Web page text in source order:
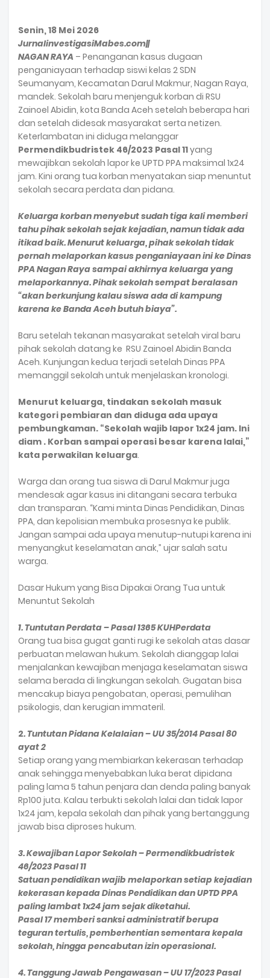
Senin, 18 Mei 2026
JurnalinvestigasiMabes.com||
NAGAN RAYA – Penanganan kasus dugaan
penganiayaan terhadap siswi kelas 2 SDN
Seumanyam, Kecamatan Darul Makmur, Nagan Raya,
mandek. Sekolah baru menjenguk korban di RSU
Zainoel Abidin, kota Banda Aceh setelah beberapa hari
dan setelah didesak masyarakat serta netizen.
Keterlambatan ini diduga melanggar
Permendikbudristek 46/2023 Pasal 11yang
mewajibkan sekolah lapor ke UPTD PPA maksimal 1x24
jam. Kini orang tua korban menyatakan siap menuntut
sekolah secara perdata dan pidana.
Keluarga korban menyebut sudah tiga kali memberi
tahu pihak sekolah sejak kejadian, namun tidak ada
itikad baik. Menurut keluarga, pihak sekolah tidak
pernah melaporkan kasus penganiayaan ini ke Dinas
PPA Nagan Raya sampai akhirnya keluarga yang
melaporkannya. Pihak sekolah sempat beralasan
“akan berkunjung kalau siswa ada di kampung
karena ke Banda Aceh butuh biaya”.
Baru setelah tekanan masyarakat setelah viral baru
pihak sekolah datang ke RSU Zainoel Abidin Banda
Aceh. Kunjungan kedua terjadi setelah Dinas PPA
memanggil sekolah untuk menjelaskan kronologi.
Menurut keluarga, tindakan sekolah masuk
kategori pembiaran dan diduga ada upaya
pembungkaman. “Sekolah wajib lapor 1x24 jam. Ini
diam . Korban sampai operasi besar karena lalai,”
kata perwakilan keluarga.
Warga dan orang tua siswa di Darul Makmur juga
mendesak agar kasus ini ditangani secara terbuka
dan transparan. “Kami minta Dinas Pendidikan, Dinas
PPA, dan kepolisian membuka prosesnya ke publik.
Jangan sampai ada upaya menutup-nutupi karena ini
menyangkut keselamatan anak,” ujar salah satu
warga.
Dasar Hukum yang Bisa Dipakai Orang Tua untuk
Menuntut Sekolah
1. Tuntutan Perdata – Pasal 1365 KUHPerdata
Orang tua bisa gugat ganti rugi ke sekolah atas dasar
perbuatan melawan hukum. Sekolah dianggap lalai
menjalankan kewajiban menjaga keselamatan siswa
selama berada di lingkungan sekolah. Gugatan bisa
mencakup biaya pengobatan, operasi, pemulihan
psikologis, dan kerugian immateril.
2. Tuntutan Pidana Kelalaian – UU 35/2014 Pasal 80
ayat 2
Setiap orang yang membiarkan kekerasan terhadap
anak sehingga menyebabkan luka berat dipidana
paling lama 5 tahun penjara dan denda paling banyak
Rp100 juta. Kalau terbukti sekolah lalai dan tidak lapor
1x24 jam, kepala sekolah dan pihak yang bertanggung
jawab bisa diproses hukum.
3. Kewajiban Lapor Sekolah – Permendikbudristek
46/2023 Pasal 11
Satuan pendidikan wajib melaporkan setiap kejadian
kekerasan kepada Dinas Pendidikan dan UPTD PPA
paling lambat 1x24 jam sejak diketahui.
Pasal 17 memberi sanksi administratif berupa
teguran tertulis, pemberhentian sementara kepala
sekolah, hingga pencabutan izin operasional.
4. Tanggung Jawab Pengawasan – UU 17/2023 Pasal